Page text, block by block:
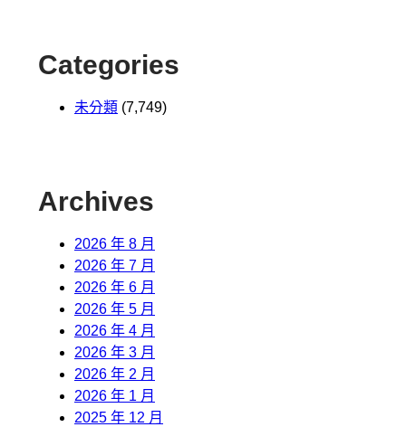
Categories
未分類 (7,749)
Archives
2026 年 8 月
2026 年 7 月
2026 年 6 月
2026 年 5 月
2026 年 4 月
2026 年 3 月
2026 年 2 月
2026 年 1 月
2025 年 12 月